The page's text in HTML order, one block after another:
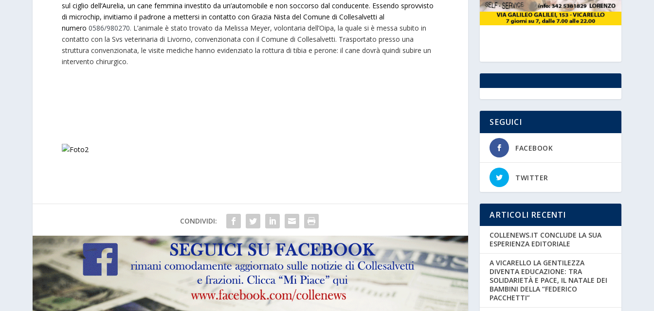
sul ciglio dell’Aurelia, un cane femmina investito da un’automobile e non soccorso dal conducente. Essendo sprovvisto
di microchip, invitiamo il padrone a mettersi in contatto con Grazia Nista del Comune di Collesalvetti al
numero0586/980270. L’animale è stato trovato da Melissa Meyer, volontaria dell’Oipa, la quale si è messa subito in
contatto con la Svs veterinaria di Livorno, convenzionata con il Comune di Collesalvetti. Trasportato presso una
struttura convenzionata, le visite mediche hanno evidenziato la rottura di tibia e perone: il cane dovrà quindi subire un
intervento chirurgico.
CONDIVIDI:
SEGUICI
FACEBOOK
TWITTER
ARTICOLI RECENTI
COLLENEWS.IT CONCLUDE LA SUA
ESPERIENZA EDITORIALE
A VICARELLO LA GENTILEZZA
DIVENTA EDUCAZIONE: TRA
SOLIDARIETÀ E PACE, IL NATALE DEI
BAMBINI DELLA “FEDERICO
PACCHETTI”